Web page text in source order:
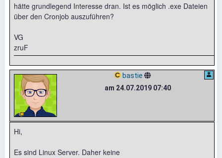
hätte grundlegend Interesse dran. Ist es möglich .exe Dateien
über den Cronjob auszuführen?
VG
zruF
bastie
am 24.07.2019 07:40
Hi,
Es sind Linux Server. Daher keine